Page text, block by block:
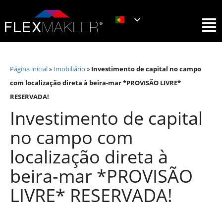
Página inicial» Imobiliário » Investimento de capital no campo
com localização direta à beira-mar *PROVISÃO LIVRE*
RESERVADA!
Investimento de capital
no campo com
localização direta à
beira-mar *PROVISÃO
LIVRE* RESERVADA!